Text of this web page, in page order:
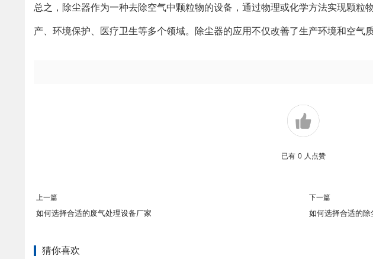
总之，除尘器作为一种去除空气中颗粒物的设备，通过物理或化学方法实现颗粒
产、环境保护、医疗卫生等多个领域。除尘器的应用不仅改善了生产环境和空气
已有 0 人点赞
上一篇
如何选择合适的废气处理设备厂家
下一篇
如何选择合适的除
猜你喜欢